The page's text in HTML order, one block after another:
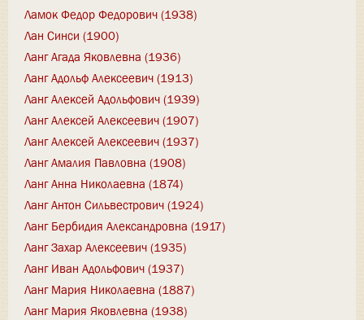
Ламок Федор Федорович (1938)
Лан Синси (1900)
Ланг Агада Яковлевна (1936)
Ланг Адольф Алексеевич (1913)
Ланг Алексей Адольфович (1939)
Ланг Алексей Алексеевич (1907)
Ланг Алексей Алексеевич (1937)
Ланг Амалия Павловна (1908)
Ланг Анна Николаевна (1874)
Ланг Антон Сильвестрович (1924)
Ланг Бербидия Александровна (1917)
Ланг Захар Алексеевич (1935)
Ланг Иван Адольфович (1937)
Ланг Мария Николаевна (1887)
Ланг Мария Яковлевна (1938)